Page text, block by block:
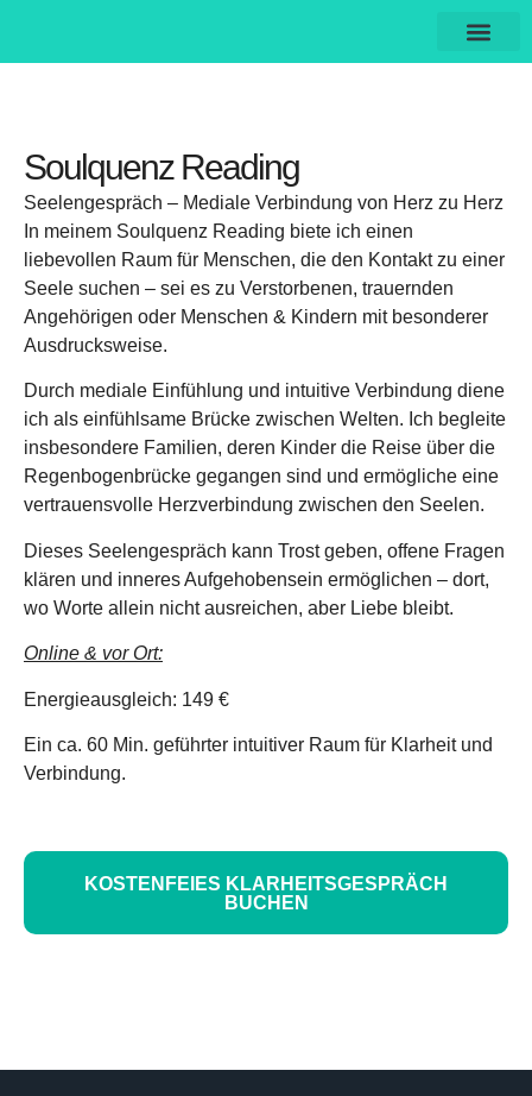
Soulquenz Reading
Seelengespräch – Mediale Verbindung von Herz zu Herz
In meinem Soulquenz Reading biete ich einen
liebevollen Raum für Menschen, die den Kontakt zu einer
Seele suchen – sei es zu Verstorbenen, trauernden
Angehörigen oder Menschen & Kindern mit besonderer
Ausdrucksweise.
Durch mediale Einfühlung und intuitive Verbindung diene
ich als einfühlsame Brücke zwischen Welten. Ich begleite
insbesondere Familien, deren Kinder die Reise über die
Regenbogenbrücke gegangen sind und ermögliche eine
vertrauensvolle Herzverbindung zwischen den Seelen.
Dieses Seelengespräch kann Trost geben, offene Fragen
klären und inneres Aufgehobensein ermöglichen – dort,
wo Worte allein nicht ausreichen, aber Liebe bleibt.
Online & vor Ort:
Energieausgleich: 149 €
Ein ca. 60 Min. geführter intuitiver Raum für Klarheit und
Verbindung.
KOSTENFEIES KLARHEITSGESPRÄCH
BUCHEN